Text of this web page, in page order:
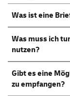
Was ist eine
Was muss ich
nutzen?
Gibt es eine
zu empfangen?